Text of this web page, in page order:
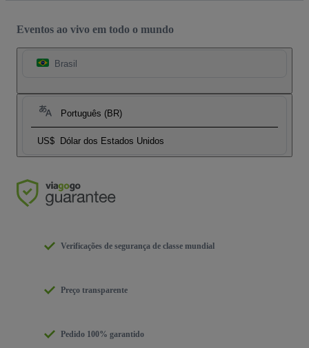
Eventos ao vivo em todo o mundo
Brasil
Português (BR)
US$ Dólar dos Estados Unidos
Verificações de segurança de classe mundial
Preço transparente
Pedido 100% garantido